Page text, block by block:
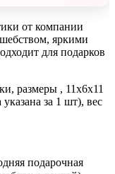
от компании
яркими
для подарков
размеры , 11х6х11
за 1 шт), вес
подарочная